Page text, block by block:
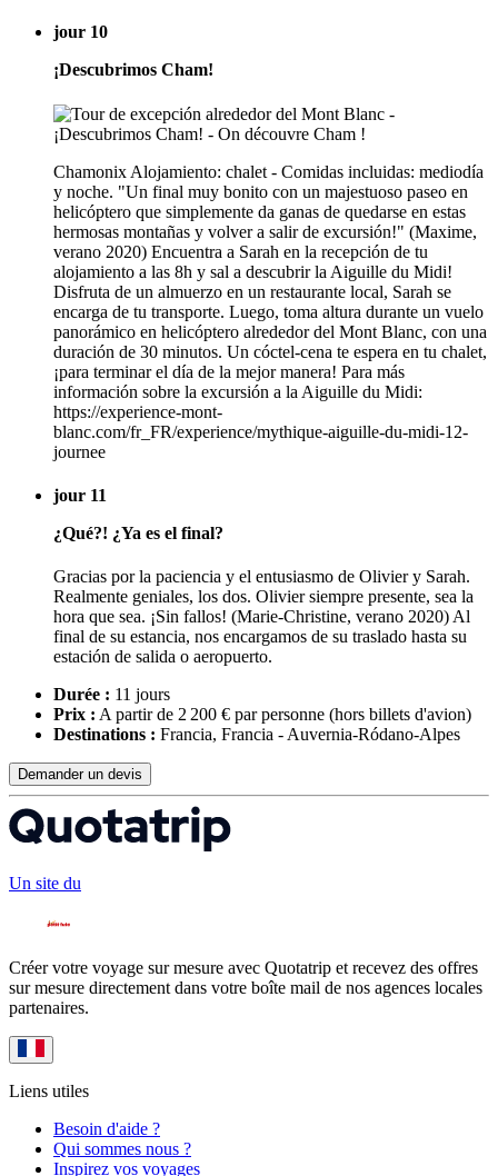
jour 10
¡Descubrimos Cham!
Chamonix Alojamiento: chalet - Comidas incluidas: mediodía
y noche. "Un final muy bonito con un majestuoso paseo en
helicóptero que simplemente da ganas de quedarse en estas
hermosas montañas y volver a salir de excursión!" (Maxime,
verano 2020) Encuentra a Sarah en la recepción de tu
alojamiento a las 8h y sal a descubrir la Aiguille du Midi!
Disfruta de un almuerzo en un restaurante local, Sarah se
encarga de tu transporte. Luego, toma altura durante un vuelo
panorámico en helicóptero alrededor del Mont Blanc, con una
duración de 30 minutos. Un cóctel-cena te espera en tu chalet,
¡para terminar el día de la mejor manera! Para más
información sobre la excursión a la Aiguille du Midi:
https://experience-mont-
blanc.com/fr_FR/experience/mythique-aiguille-du-midi-12-
journee
jour 11
¿Qué?! ¿Ya es el final?
Gracias por la paciencia y el entusiasmo de Olivier y Sarah.
Realmente geniales, los dos. Olivier siempre presente, sea la
hora que sea. ¡Sin fallos! (Marie-Christine, verano 2020) Al
final de su estancia, nos encargamos de su traslado hasta su
estación de salida o aeropuerto.
Durée : 11 jours
Prix : A partir de 2 200 € par personne (hors billets d'avion)
Destinations : Francia, Francia - Auvernia-Ródano-Alpes
Demander un devis
Un site du
Créer votre voyage sur mesure avec Quotatrip et recevez des offres
sur mesure directement dans votre boîte mail de nos agences locales
partenaires.
Liens utiles
Besoin d'aide ?
Qui sommes nous ?
Inspirez vos voyages